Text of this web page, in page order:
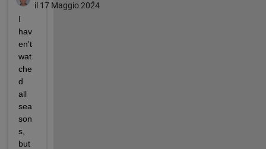
il 17 Maggio 2024
I
hav
en't
wat
che
d
all
sea
son
s,
but